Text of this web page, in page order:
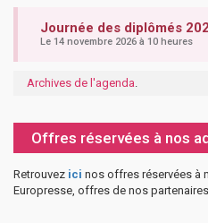
Journée des diplômés
Le 14 novembre 2026 à 10 heures
Archives de l'agenda
Offres réservées à nos
Retrouvez ici nos offres réservées à
Europresse, offres de nos